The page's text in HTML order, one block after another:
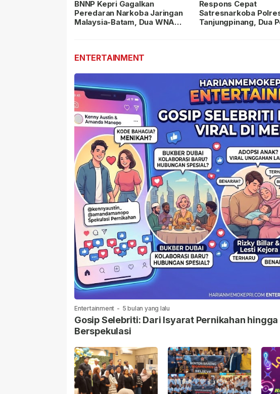
BNNP Kepri Gagalkan
Peredaran Narkoba Jaringan
Malaysia-Batam, Dua WNA
Respons Cepat
Satresnarkoba
Tanjungpinang, Dua
ENTERTAINMENT
Entertainment - 5 bulan yang lalu
Gosip Selebriti: Dari Isyarat Pernikahan
Berspekulasi